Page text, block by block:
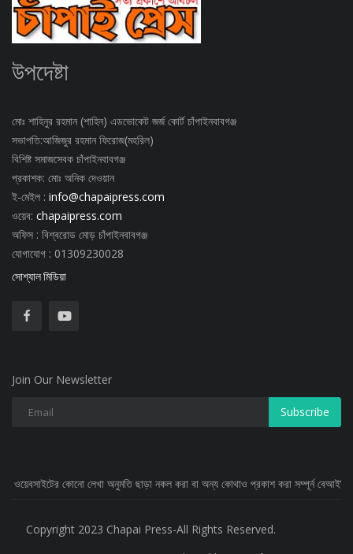
উপদেষ্টা
মোঃ শাহিনুর রহমান (শাহিন) এডভোকেট জর্জ কোর্ট চাঁপাইনবাবগঞ্জ
সভাপতি:আজিজুর রহমান ফিরোজ(মহরিল)
বিশিষ্ট সমাজসেবক চাঁপাইনবাবগঞ্জ
প্রকাশক: মোঃ অনিক দেওয়ান
ই-মেইল : info@chapaipress.com
ওয়েব: chapaipress.com
অফিস : বিশ্বরোড মোড় চাঁপাইনবাবগঞ্জ
যোগাযোগ : 01309230028
সোশ্যাল মিডিয়া
Join Our Newsletter
Subscribe
লেখা অনুমতি ছাড়া নকল করা বা অন্য কোথাও প্রকাশ করা সম্পূর্ন বেআইনি
Copyright 2023 Chapai Press-All Rights Reserved.